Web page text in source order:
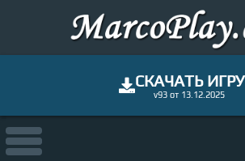
СКАЧАТЬ ИГРУ
v93 от 13.12.2025